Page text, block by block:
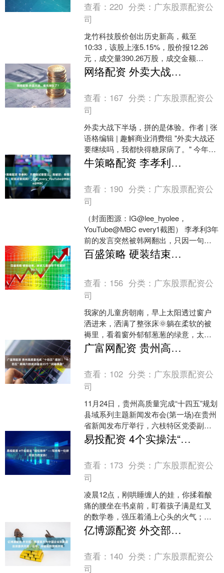
查看：220 分类： 广东股票配资公
司
龙竹科技股价创出历史新高，截至
10:33，该股上涨5.15%，股价报12.26
元，成交量390.26万股，成交金额
4685.38万元，换手率3.71%，该股最
新....
网络配资 外卖大战，谁先掉队了？
查看： 167 分类： 广东股票配资公
司
外卖大战下半场，拼的是体验。作者 | 张
语格编辑 | 趣解商业消费组 "外卖大战还
要继续吗，我都快得糖尿病了。" 今年的
7 月 5 日无疑会载入即时零售行业的....
牛策略配资 李孝利：不想做试管婴儿。竟被怼：傲慢无礼、贬低试管妈妈！_小孩_every_YouTube@MBC
查看： 190 分类： 广东股票配资公
司
（封面图源：IG@lee_hyolee，
YouTube@MBC every1截图） 李孝利3年
前的发言突然被韩网翻出，只因一句
「不想借助医学的力量」怀孕，竟被
部....
百盛策略 硬装结束，新家儿童房终于布置好了🛏️
查看： 156 分类： 广东股票配资公
司
我家的儿童房朝南，早上太阳透过窗户
洒进来，洒满了整张床🌞躺在柔软的被
褥里，看着窗外郁郁葱葱的绿意，太治
愈啦~房间尺寸3X3.7米，硬装比较简
单，墙顶通刷奶白色乳....
广富网配资 贵州高质量完成“十四五”规划｜“十四五”期间六枝成功盘活35个“问题楼盘”
查看： 102 分类： 广东股票配资公
司
11月24日，贵州高质量完成“十四五”规划
县域系列主题新闻发布会(第一场)在贵州
省新闻发布厅举行，六枝特区党委副书
记、区长刘强介绍了六枝新型城镇化建
设取得的系列....
易投配资 4个实操法“轻松陪伴”——写给每一位拼尽全力的宝妈！
查看： 173 分类： 广东股票配资公
司
凌晨12点，刚哄睡缠人的娃，你揉着酸
痛的腰坐在书桌前，盯着孩子满是红叉
的数学卷，强压着涌上心头的火气；周
末清晨，你裹着没睡够的疲惫，带着孩
子穿梭在奥数班、绘画班....
亿博源配资 外交部：希望美方为中国企业到美国投资提供开放、公平、非歧视的营商环境
查看： 140 分类： 广东股票配资公
司